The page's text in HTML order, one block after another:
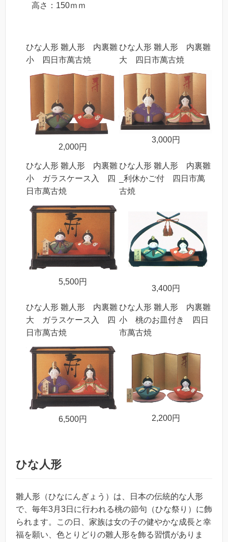
高さ：150ｍｍ
ひな人形 雛人形 内裏雛
小 四日市萬古焼
2,000円
ひな人形 雛人形 内裏雛
大 四日市萬古焼
3,000円
ひな人形 雛人形 内裏雛
小 ガラスケース入 四
日市萬古焼
5,500円
ひな人形 雛人形 内裏雛
_利休かご付 四日市萬
古焼
3,400円
ひな人形 雛人形 内裏雛
大 ガラスケース入 四
日市萬古焼
6,500円
ひな人形 雛人形 内裏雛
小 桃のお皿付き 四日
市萬古焼
2,200円
ひな人形
雛人形（ひなにんぎょう）は、日本の伝統的な人形
で、毎年3月3日に行われる桃の節句（ひな祭り）に飾
られます。この日、家族は女の子の健やかな成長と幸
福を願い、色とりどりの雛人形を飾る習慣がありま